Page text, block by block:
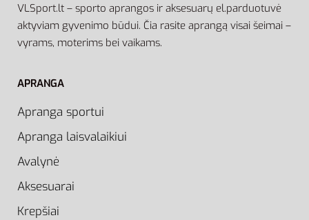
VLSport.lt – sporto aprangos ir aksesuarų el.parduotuvė
aktyviam gyvenimo būdui. Čia rasite aprangą visai šeimai –
vyrams, moterims bei vaikams.
APRANGA
Apranga sportui
Apranga laisvalaikiui
Avalynė
Aksesuarai
Krepšiai